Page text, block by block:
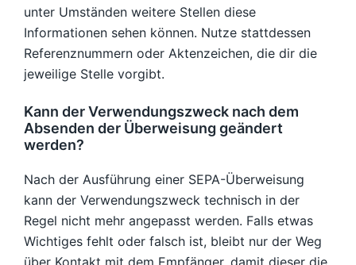
unter Umständen weitere Stellen diese
Informationen sehen können. Nutze stattdessen
Referenznummern oder Aktenzeichen, die dir die
jeweilige Stelle vorgibt.
Kann der Verwendungszweck nach dem
Absenden der Überweisung geändert
werden?
Nach der Ausführung einer SEPA-Überweisung
kann der Verwendungszweck technisch in der
Regel nicht mehr angepasst werden. Falls etwas
Wichtiges fehlt oder falsch ist, bleibt nur der Weg
über Kontakt mit dem Empfänger, damit dieser die